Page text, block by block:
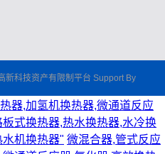
科技资产有限制平台 Support By
器,加氢机换热器,微通道反应
式换热器,热水换热器,水冷换
机换热器" 微混合器,管式反应